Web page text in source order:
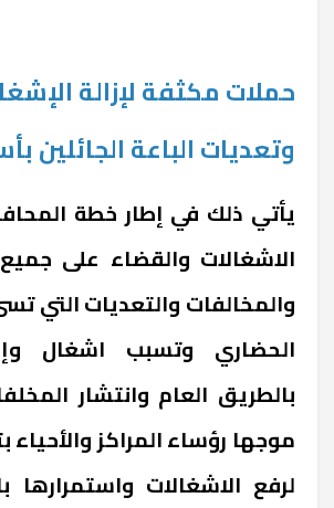
حملات مكثفة لإزالة
وتعديات الباعة الجائلين
يأتي ذلك في إطار خطة
الاشغالات والقضاء على
والمخالفات والتعديات التي
الحضاري وتسبب اشغال
بالطريق العام وانتشار
موجها رؤساء المراكز
لرفع الاشغالات واستمرارها